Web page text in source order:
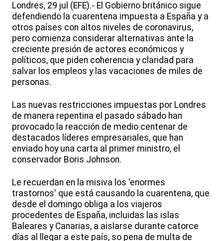
Londres, 29 jul (EFE).- El Gobierno británico sigue
defendiendo la cuarentena impuesta a España y a
otros países con altos niveles de coronavirus,
pero comienza considerar alternativas ante la
creciente presión de actores económicos y
políticos, que piden coherencia y claridad para
salvar los empleos y las vacaciones de miles de
personas.
Las nuevas restricciones impuestas por Londres
de manera repentina el pasado sábado han
provocado la reacción de medio centenar de
destacados líderes empresariales, que han
enviado hoy una carta al primer ministro, el
conservador Boris Johnson.
Le recuerdan en la misiva los 'enormes
trastornos' que está causando la cuarentena, que
desde el domingo obliga a los viajeros
procedentes de España, incluidas las islas
Baleares y Canarias, a aislarse durante catorce
días al llegar a este país, so pena de multa de